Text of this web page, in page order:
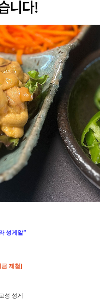
성게알"
제철]
성 성게